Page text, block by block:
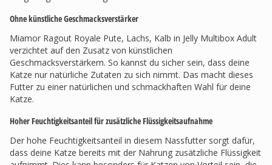
Ohne künstliche Geschmacksverstärker
Miamor Ragout Royale Pute, Lachs, Kalb in Jelly Multibox Adult
verzichtet auf den Zusatz von künstlichen
Geschmacksverstärkern. So kannst du sicher sein, dass deine
Katze nur natürliche Zutaten zu sich nimmt. Das macht dieses
Futter zu einer natürlichen und schmackhaften Wahl für deine
Katze.
Hoher Feuchtigkeitsanteil für zusätzliche Flüssigkeitsaufnahme
Der hohe Feuchtigkeitsanteil in diesem Nassfutter sorgt dafür,
dass deine Katze bereits mit der Nahrung zusätzliche Flüssigkeit